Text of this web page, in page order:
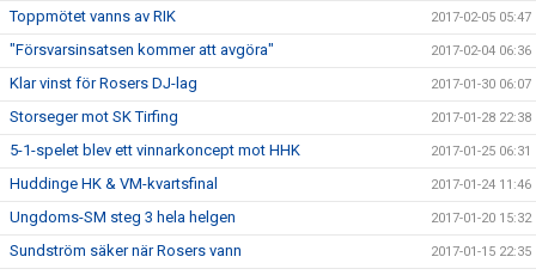
Toppmötet vanns av RIK 2017-02-05 05:47
"Försvarsinsatsen kommer att avgöra" 2017-02-04 06:36
Klar vinst för Rosers DJ-lag 2017-01-30 06:07
Storseger mot SK Tirfing 2017-01-28 22:38
5-1-spelet blev ett vinnarkoncept mot HHK 2017-01-25 06:31
Huddinge HK & VM-kvartsfinal 2017-01-24 11:46
Ungdoms-SM steg 3 hela helgen 2017-01-20 15:32
Sundström säker när Rosers vann 2017-01-15 22:35